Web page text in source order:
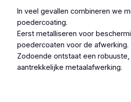
In veel gevallen combineren we
poedercoating.
Eerst metalliseren voor
poedercoaten voor de afwerking.
Zodoende ontstaat een
aantrekkelijke metaalafwerking.